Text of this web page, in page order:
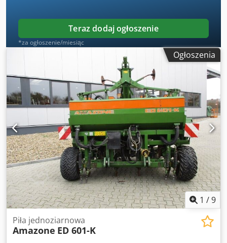
Teraz dodaj ogłoszenie
*za ogłoszenie/miesiąc
Ogłoszenia
1 /9
Piła jednoziarnowa
Amazone ED 601-K